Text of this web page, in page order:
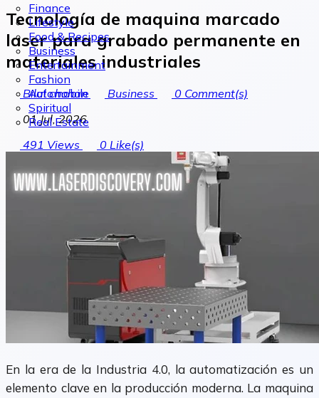
Finance
Lifestyle
Food & Recipes
Business
Entertainment
Fashion
Automobile
Spiritual
Real Estate
Tecnología de maquina marcado
laser para grabado permanente en
materiales industriales
Bilal chohan Business 0 Comment(s)
01 Jul, 2026
491 Views 0 Like(s)
En la era de la Industria 4.0, la automatización es un
elemento clave en la producción moderna. La maquina